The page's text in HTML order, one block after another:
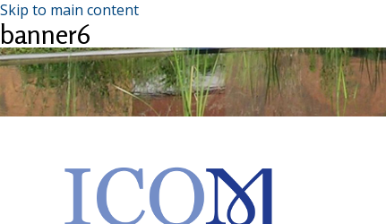
Skip to main content
banner6